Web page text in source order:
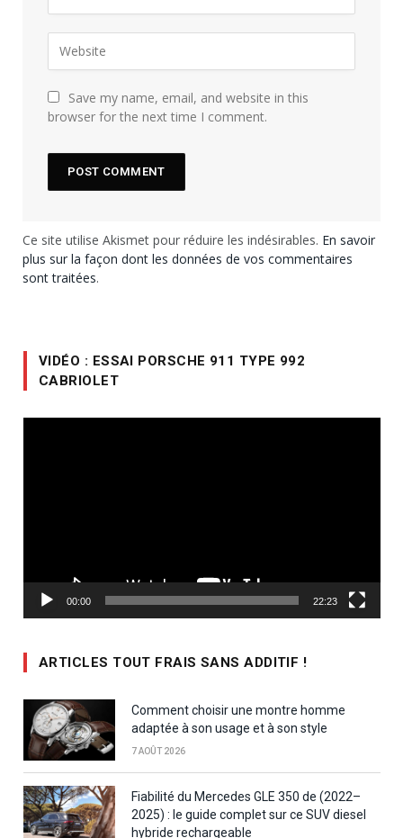
Save my name, email, and website in this
browser for the next time I comment.
Ce site utilise Akismet pour réduire les indésirables. En savoir
plus sur la façon dont les données de vos commentaires
sont traitées.
VIDÉO : ESSAI PORSCHE 911 TYPE 992
CABRIOLET
00:00 22:23
ARTICLES TOUT FRAIS SANS ADDITIF !
Comment choisir une montre homme
adaptée à son usage et à son style
7 AOÛT 2026
Fiabilité du Mercedes GLE 350 de (2022–
2025) : le guide complet sur ce SUV diesel
hybride rechargeable